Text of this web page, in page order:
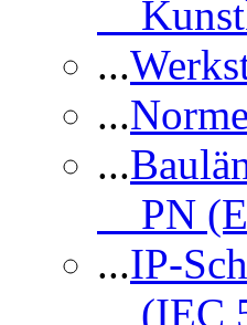
...
...
...
PN
...IP-
(IEC